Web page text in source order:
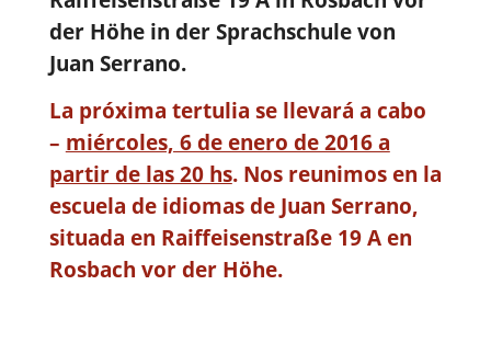
der Höhe in der Sprachschule von
Juan Serrano.
La próxima tertulia se llevará a cabo
– miércoles, 6 de enero de 2016 a
partir de las 20 hs. Nos reunimos en la
escuela de idiomas de Juan Serrano,
situada en Raiffeisenstraße 19 A en
Rosbach vor der Höhe.